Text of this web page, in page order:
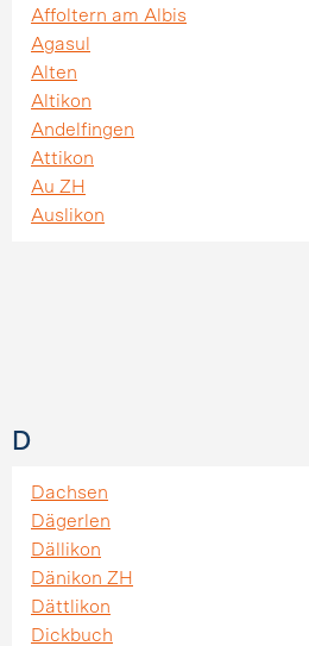
Affoltern am Albis
Agasul
Alten
Altikon
Andelfingen
Attikon
Au ZH
Auslikon
D
Dachsen
Dägerlen
Dällikon
Dänikon ZH
Dättlikon
Dickbuch